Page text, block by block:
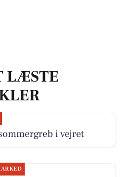
LÆSTE
i vejret